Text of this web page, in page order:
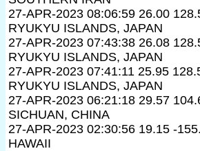
27-APR-2023 08:06:59 26.00
RYUKYU ISLANDS, JAPAN
27-APR-2023 07:43:38 26.08
RYUKYU ISLANDS, JAPAN
27-APR-2023 07:41:11 25.95
RYUKYU ISLANDS, JAPAN
27-APR-2023 06:21:18 29.57
SICHUAN, CHINA
27-APR-2023 02:30:56 19.15 -
HAWAII